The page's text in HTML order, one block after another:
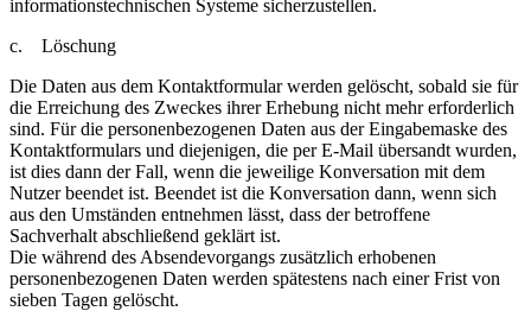
informationstechnischen Systeme sicherzustellen.
c. Löschung
Die Daten aus dem Kontaktformular werden gelöscht, sobald sie für
die Erreichung des Zweckes ihrer Erhebung nicht mehr erforderlich
sind. Für die personenbezogenen Daten aus der Eingabemaske des
Kontaktformulars und diejenigen, die per E-Mail übersandt wurden,
ist dies dann der Fall, wenn die jeweilige Konversation mit dem
Nutzer beendet ist. Beendet ist die Konversation dann, wenn sich
aus den Umständen entnehmen lässt, dass der betroffene
Sachverhalt abschließend geklärt ist.
Die während des Absendevorgangs zusätzlich erhobenen
personenbezogenen Daten werden spätestens nach einer Frist von
sieben Tagen gelöscht.